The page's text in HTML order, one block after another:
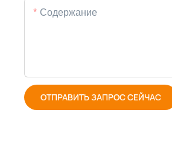
Содержание
ОТПРАВИТЬ ЗАПРОС СЕЙЧАС